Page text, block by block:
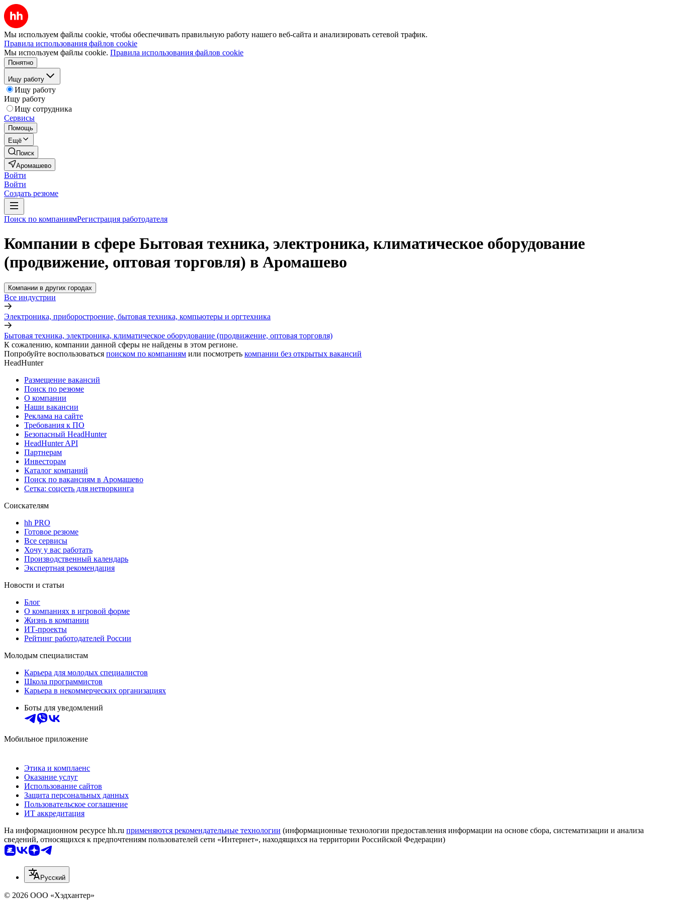
Мы используем файлы cookie, чтобы обеспечивать правильную работу нашего веб-сайта и анализировать сетевой трафик.
Правила использования файлов cookie
Мы используем файлы cookie. Правила использования файлов cookie
Понятно
Ищу работу
Ищу работу
Ищу работу
Ищу сотрудника
Сервисы
Помощь
Ещё
Поиск
Аромашево
Войти
Войти
Создать резюме
Поиск по компаниямРегистрация работодателя
Компании в сфере Бытовая техника, электроника, климатическое оборудование
(продвижение, оптовая торговля) в Аромашево
Компании в других городах
Все индустрии
Электроника, приборостроение, бытовая техника, компьютеры и оргтехника
Бытовая техника, электроника, климатическое оборудование (продвижение, оптовая торговля)
К сожалению, компании данной сферы не найдены в этом регионе.
Попробуйте воспользоваться поиском по компаниям или посмотреть компании без открытых вакансий
HeadHunter
Размещение вакансий
Поиск по резюме
О компании
Наши вакансии
Реклама на сайте
Требования к ПО
Безопасный HeadHunter
HeadHunter API
Партнерам
Инвесторам
Каталог компаний
Поиск по вакансиям в Аромашево
Сетка: соцсеть для нетворкинга
Соискателям
hh PRO
Готовое резюме
Все сервисы
Хочу у вас работать
Производственный календарь
Экспертная рекомендация
Новости и статьи
Блог
О компаниях в игровой форме
Жизнь в компании
ИТ-проекты
Рейтинг работодателей России
Молодым специалистам
Карьера для молодых специалистов
Школа программистов
Карьера в некоммерческих организациях
Боты для уведомлений
Мобильное приложение
Этика и комплаенс
Оказание услуг
Использование сайтов
Защита персональных данных
Пользовательское соглашение
ИТ аккредитация
На информационном ресурсе hh.ru применяются рекомендательные технологии (информационные технологии предоставления информации на основе сбора, систематизации и анализа
сведений, относящихся к предпочтениям пользователей сети «Интернет», находящихся на территории Российской Федерации)
Русский
© 2026 ООО «Хэдхантер»